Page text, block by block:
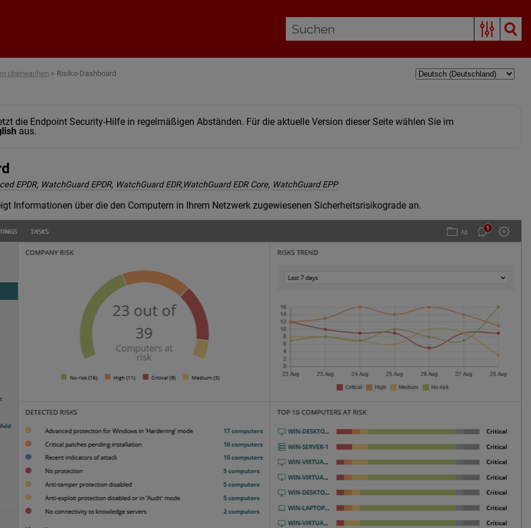
überwachen > Risiko-Dashboard
die Endpoint Security-Hilfe in regelmäßigen Abständen. Für die aktuelle Version dieser Seite wählen Sie im
aus.
EPDR, WatchGuard EPDR, WatchGuard EDR,WatchGuard EDR Core, WatchGuard EPP
Informationen über die den Computern in Ihrem Netzwerk zugewiesenen Sicherheitsrisikograde an.